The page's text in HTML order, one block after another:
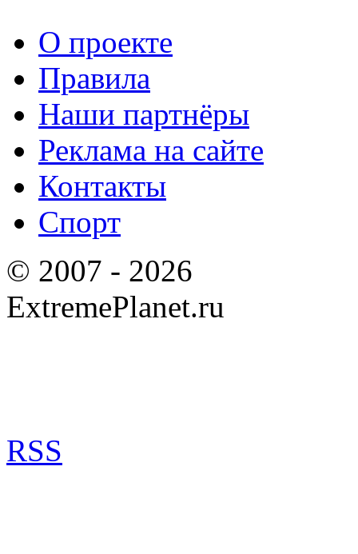
О проекте
Правила
Наши партнёры
Реклама на сайте
Контакты
Спорт
© 2007 - 2026
ExtremePlanet.ru
RSS